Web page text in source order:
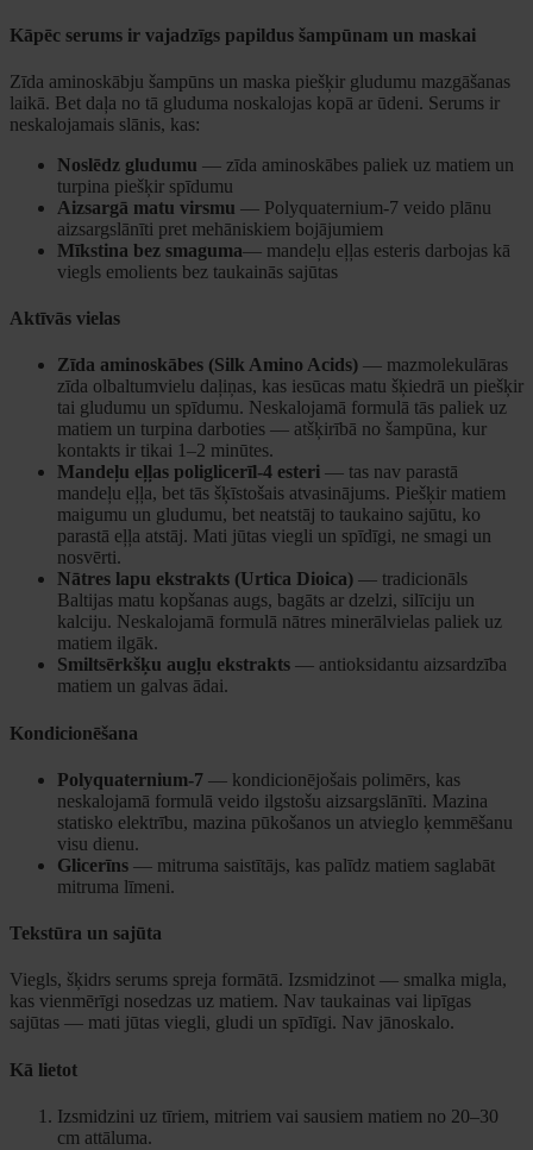
Kāpēc serums ir vajadzīgs papildus šampūnam un maskai
Zīda aminoskābju šampūns un maska piešķir gludumu mazgāšanas
laikā. Bet daļa no tā gluduma noskalojas kopā ar ūdeni. Serums ir
neskalojamais slānis, kas:
Noslēdz gludumu — zīda aminoskābes paliek uz matiem un
turpina piešķir spīdumu
Aizsargā matu virsmu — Polyquaternium-7 veido plānu
aizsargslānīti pret mehāniskiem bojājumiem
Mīkstina bez smaguma— mandeļu eļļas esteris darbojas kā
viegls emolients bez taukainās sajūtas
Aktīvās vielas
Zīda aminoskābes (Silk Amino Acids) — mazmolekulāras
zīda olbaltumvielu daļiņas, kas iesūcas matu šķiedrā un piešķir
tai gludumu un spīdumu. Neskalojamā formulā tās paliek uz
matiem un turpina darboties — atšķirībā no šampūna, kur
kontakts ir tikai 1–2 minūtes.
Mandeļu eļļas poliglicerīl-4 esteri — tas nav parastā
mandeļu eļļa, bet tās šķīstošais atvasinājums. Piešķir matiem
maigumu un gludumu, bet neatstāj to taukaino sajūtu, ko
parastā eļļa atstāj. Mati jūtas viegli un spīdīgi, ne smagi un
nosvērti.
Nātres lapu ekstrakts (Urtica Dioica) — tradicionāls
Baltijas matu kopšanas augs, bagāts ar dzelzi, silīciju un
kalciju. Neskalojamā formulā nātres minerālvielas paliek uz
matiem ilgāk.
Smiltsērkšķu augļu ekstrakts — antioksidantu aizsardzība
matiem un galvas ādai.
Kondicionēšana
Polyquaternium-7 — kondicionējošais polimērs, kas
neskalojamā formulā veido ilgstošu aizsargslānīti. Mazina
statisko elektrību, mazina pūkošanos un atvieglo ķemmēšanu
visu dienu.
Glicerīns — mitruma saistītājs, kas palīdz matiem saglabāt
mitruma līmeni.
Tekstūra un sajūta
Viegls, šķidrs serums spreja formātā. Izsmidzinot — smalka migla,
kas vienmērīgi nosedzas uz matiem. Nav taukainas vai lipīgas
sajūtas — mati jūtas viegli, gludi un spīdīgi. Nav jānoskalo.
Kā lietot
Izsmidzini uz tīriem, mitriem vai sausiem matiem no 20–30
cm attāluma.